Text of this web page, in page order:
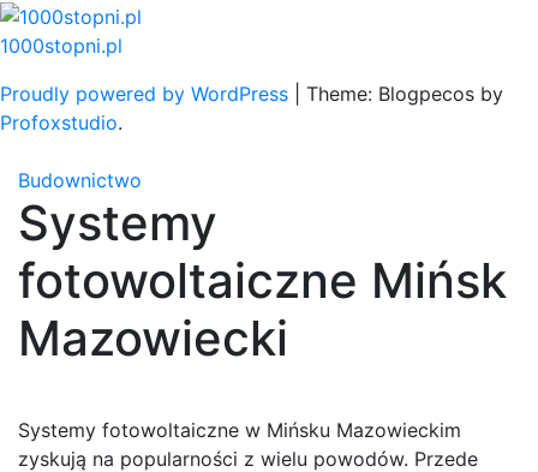
Skip
to
1000stopni.pl
Proudly powered by WordPress
Theme: Blogpecos by
Profoxstudio.
Budownictwo
Systemy
fotowoltaiczne Mińsk
Mazowiecki
Systemy fotowoltaiczne w Mińsku Mazowieckim
zyskują na popularności z wielu powodów. Przede